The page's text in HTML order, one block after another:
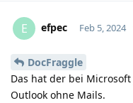
E efpec Feb 5, 2024
DocFraggle
Das hat der bei
Outlook ohne Mails.